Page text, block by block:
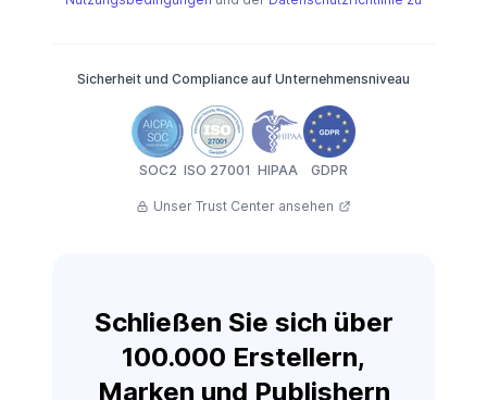
Sicherheit und Compliance auf Unternehmensniveau
SOC2 ISO 27001 HIPAA GDPR
Unser Trust Center ansehen
Schließen Sie sich über
100.000 Erstellern,
Marken und Publishern